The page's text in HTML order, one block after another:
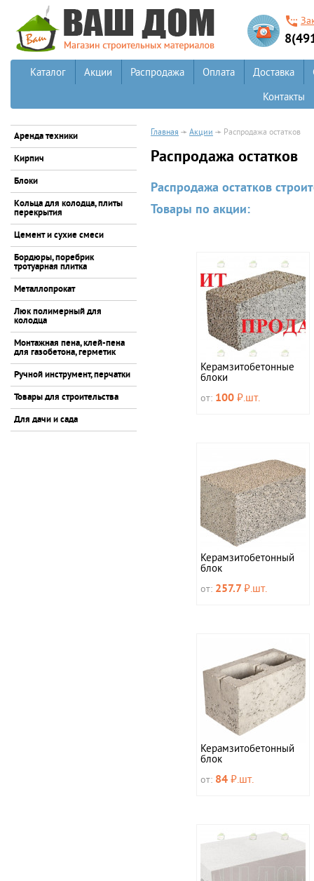
Каталог Акции Распродажа Оплата Доставка
Контакты
Аренда техники
Кирпич
Блоки
Кольца для колодца, плиты
перекрытия
Цемент и сухие смеси
Бордюры, поребрик
тротуарная плитка
Металлопрокат
Люк полимерный для
колодца
Монтажная пена, клей-пена
для газобетона, герметик
Ручной инструмент, перчатки
Товары для строительства
Для дачи и сада
Главная Акции Распродажа остатков
Распродажа остатков
Распродажа остатков
Товары по акции:
Керамзитобетонные
блоки
от: 100 ₽.шт.
Керамзитобетонный
блок
от: 257.7₽.шт.
Керамзитобетонный
блок
от: 84 ₽.шт.